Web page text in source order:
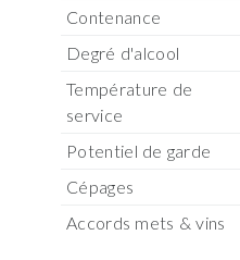
Contenance
Degré d'alcool
Température de
service
Potentiel de garde
Cépages
Accords mets & vins